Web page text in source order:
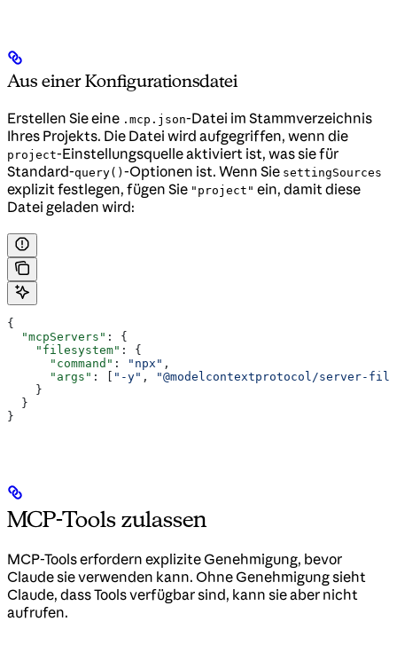
Aus einer Konfigurationsdatei
Erstellen Sie eine .mcp.json-Datei im Stammverzeichnis
Ihres Projekts. Die Datei wird aufgegriffen, wenn die
project-Einstellungsquelle aktiviert ist, was sie für
Standard-query() -Optionen ist. Wenn Sie settingSources
explizit festlegen, fügen Sie "project" ein, damit diese
Datei geladen wird:
{
  "mcpServers"
: {
    "filesystem"
: {
      "command"
: "npx" ,
      "args"
: [ "-y" ,
"@modelcontextprotocol/server-
    }
  }
}
MCP-Tools zulassen
MCP-Tools erfordern explizite Genehmigung, bevor
Claude sie verwenden kann. Ohne Genehmigung sieht
Claude, dass Tools verfügbar sind, kann sie aber nicht
aufrufen.